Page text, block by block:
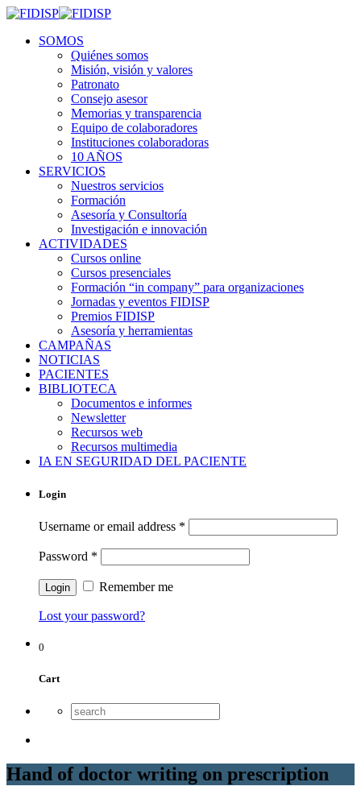
SOMOS
Quiénes somos
Misión, visión y valores
Patronato
Consejo asesor
Memorias y transparencia
Equipo de colaboradores
Instituciones colaboradoras
10 AÑOS
SERVICIOS
Nuestros servicios
Formación
Asesoría y Consultoría
Investigación e innovación
ACTIVIDADES
Cursos online
Cursos presenciales
Formación “in company” para organizaciones
Jornadas y eventos FIDISP
Premios FIDISP
Asesoría y herramientas
CAMPAÑAS
NOTICIAS
PACIENTES
BIBLIOTECA
Documentos e informes
Newsletter
Recursos web
Recursos multimedia
IA EN SEGURIDAD DEL PACIENTE
Login
Username or email address *
Password *
Remember me
Lost your password?
0
Cart
Hand of doctor writing on prescription